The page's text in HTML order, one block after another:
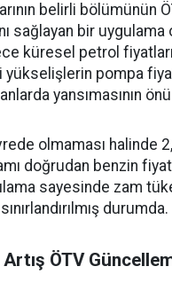
belirli bölümünün
sağlayan bir uygulama
küresel petrol
yükselişlerin pompa
yansımasının
olmaması halinde
doğrudan benzin
sayesinde zam
durumda.
ÖTV